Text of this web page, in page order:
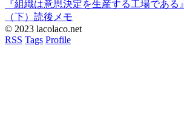
『組織は意思決定を生産する工場であ
（下）読後メモ
© 2023 lacolaco.net
RSS Tags Profile